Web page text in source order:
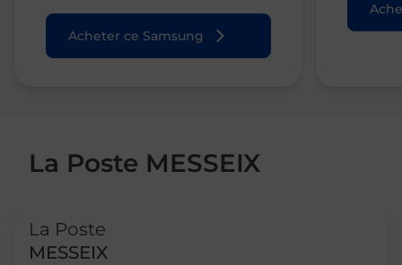
Acheter ce Samsung
La Poste MESSEIX
La Poste
MESSEIX